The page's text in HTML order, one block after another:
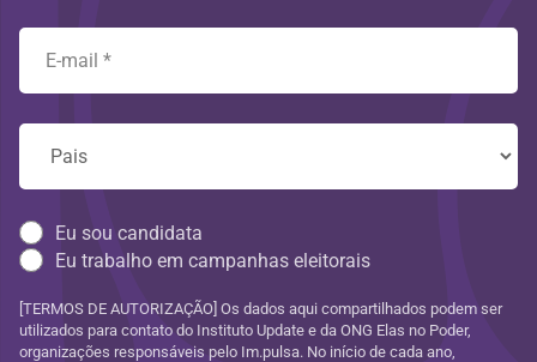
Eu sou candidata
Eu trabalho em campanhas eleitorais
[TERMOS DE AUTORIZAÇÃO] Os dados aqui compartilhados podem ser
utilizados para contato do Instituto Update e da ONG Elas no Poder,
organizações responsáveis pelo Im.pulsa. No início de cada ano,